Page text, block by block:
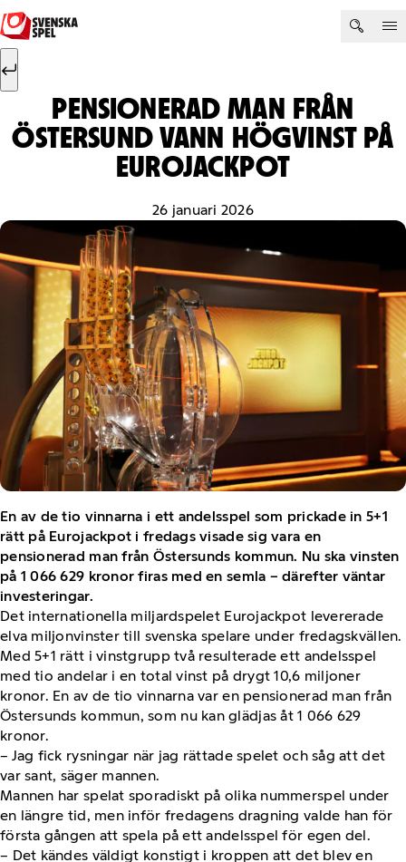
Hoppa till innehåll
Sök efter:
PENSIONERAD MAN FRÅN
ÖSTERSUND VANN HÖGVINST PÅ
EUROJACKPOT
26 januari 2026
En av de tio vinnarna i ett andelsspel som prickade in 5+1
rätt på Eurojackpot i fredags visade sig vara en
pensionerad man från Östersunds kommun. Nu ska vinsten
på 1 066 629 kronor firas med en semla – därefter väntar
investeringar.
Det internationella miljardspelet Eurojackpot levererade
elva miljonvinster till svenska spelare under fredagskvällen.
Med 5+1 rätt i vinstgrupp två resulterade ett andelsspel
med tio andelar i en total vinst på drygt 10,6 miljoner
kronor. En av de tio vinnarna var en pensionerad man från
Östersunds kommun, som nu kan glädjas åt 1 066 629
kronor.
– Jag fick rysningar när jag rättade spelet och såg att det
var sant, säger mannen.
Mannen har spelat sporadiskt på olika nummerspel under
en längre tid, men inför fredagens dragning valde han för
första gången att spela på ett andelsspel för egen del.
– Det kändes väldigt konstigt i kroppen att det blev en